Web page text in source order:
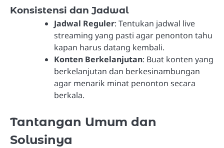
Konsistensi dan Jadwal
Jadwal Reguler: Tentukan jadwal live
streaming yang pasti agar penonton tahu
kapan harus datang kembali.
Konten Berkelanjutan: Buat konten yang
berkelanjutan dan berkesinambungan
agar menarik minat penonton secara
berkala.
Tantangan Umum dan
Solusinya